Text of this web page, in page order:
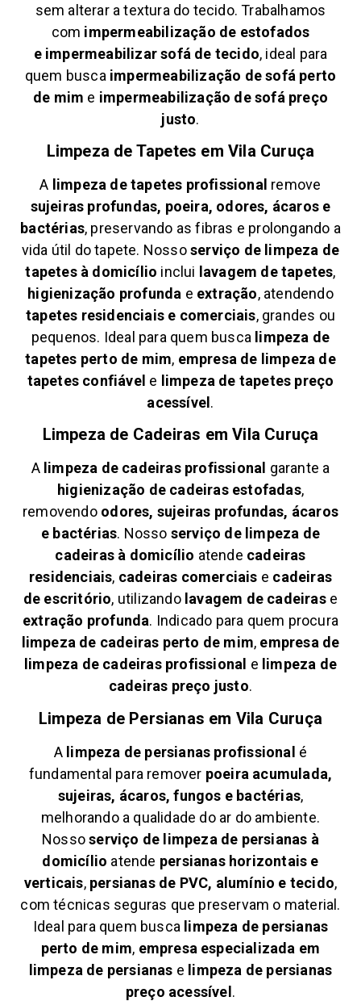
sem alterar a textura do tecido. Trabalhamos
com impermeabilização de estofados
e impermeabilizar sofá de tecido, ideal para
quem busca impermeabilização de sofá perto
de mim e impermeabilização de sofá preço
justo.
Limpeza de Tapetes emVila Curuça
A limpeza de tapetes profissional remove
sujeiras profundas, poeira, odores, ácaros e
bactérias, preservando as fibras e prolongando a
vida útil do tapete. Nossoserviço de limpeza de
tapetes à domicílio inclui lavagem de tapetes,
higienização profunda e extração, atendendo
tapetes residenciais e comerciais, grandes ou
pequenos. Ideal para quem busca limpeza de
tapetes perto de mim, empresa de limpeza de
tapetes confiável e limpeza de tapetes preço
acessível .
Limpeza de Cadeiras emVila Curuça
A limpeza de cadeiras profissional garante a
higienização de cadeiras estofadas,
removendoodores, sujeiras profundas, ácaros
e bactérias. Nosso serviço de limpeza de
cadeiras à domicílio atende cadeiras
residenciais, cadeiras comerciais e cadeiras
de escritório, utilizando lavagem de cadeirase
extração profunda. Indicado para quem procura
limpeza de cadeiras perto de mim, empresa de
limpeza de cadeiras profissional e limpeza de
cadeiras preço justo.
Limpeza de Persianas em Vila Curuça
A limpeza de persianas profissional é
fundamental para remover poeira acumulada,
sujeiras, ácaros, fungos e bactérias,
melhorando a qualidade do ar do ambiente.
Nossoserviço de limpeza de persianas à
domicílio atende persianas horizontais e
verticais, persianas de PVC, alumínio e tecido,
com técnicas seguras que preservam o material.
Ideal para quem busca limpeza de persianas
perto de mim, empresa especializada em
limpeza de persianas e limpeza de persianas
preço acessível.